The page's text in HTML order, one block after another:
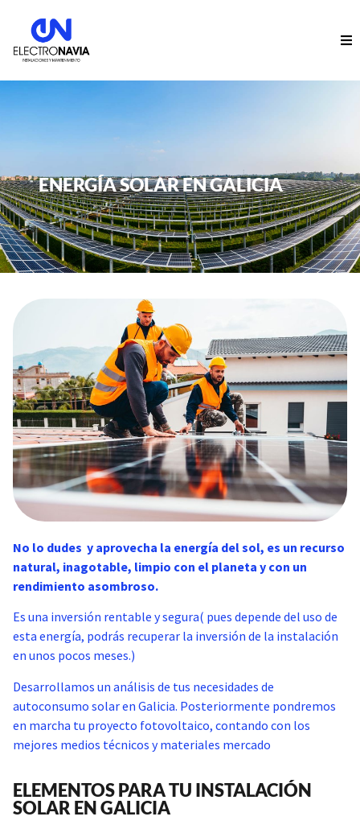
ENERGÍA SOLAR EN GALICIA
No lo dudes y aprovecha la energía del sol, es un recurso
natural, inagotable, limpio con el planeta y con un
rendimiento asombroso.
Es una inversión rentable y segura( pues depende del uso de
esta energía, podrás recuperar la inversión de la instalación
en unos pocos meses.)
Desarrollamos un análisis de tus necesidades de
autoconsumo solar en Galicia. Posteriormente pondremos
en marcha tu proyecto fotovoltaico, contando con los
mejores medios técnicos y materiales mercado
ELEMENTOS PARA TU INSTALACIÓN
SOLAR EN GALICIA